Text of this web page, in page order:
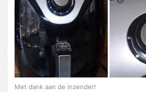
Met dank aan de inzender!